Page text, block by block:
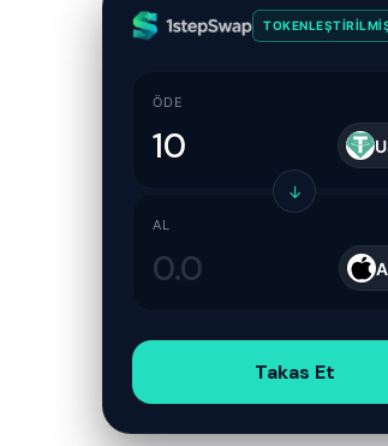
ÖDE
↓
AL
Takas Et